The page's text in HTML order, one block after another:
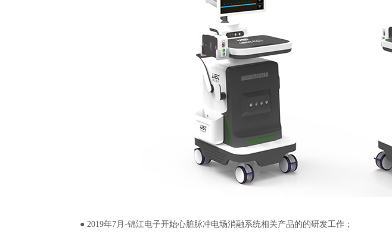
● 2019年7月-锦江电子开始心脏脉冲电场消融系统相关产品的的研发工作；